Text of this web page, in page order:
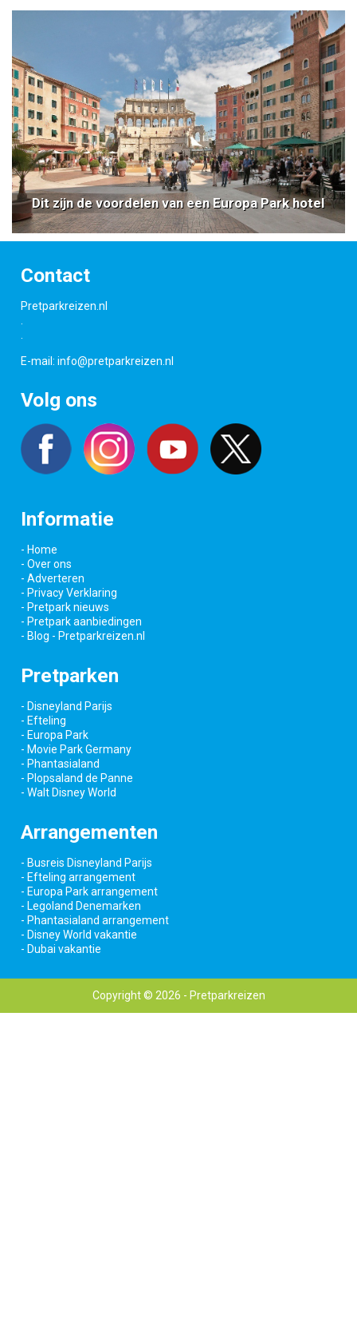
Dit zijn de voordelen van een Europa Park hotel
Contact
Pretparkreizen.nl
E-mail: info@pretparkreizen.nl
Volg ons
Informatie
- Home
- Over ons
- Adverteren
- Privacy Verklaring
- Pretpark nieuws
- Pretpark aanbiedingen
- Blog - Pretparkreizen.nl
Pretparken
- Disneyland Parijs
- Efteling
- Europa Park
- Movie Park Germany
- Phantasialand
- Plopsaland de Panne
- Walt Disney World
Arrangementen
- Busreis Disneyland Parijs
- Efteling arrangement
- Europa Park arrangement
- Legoland Denemarken
- Phantasialand arrangement
- Disney World vakantie
- Dubai vakantie
Copyright © 2026 - Pretparkreizen